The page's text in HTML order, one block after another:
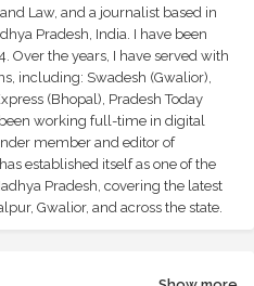
Law, and a journalist based in
Pradesh, India. I have been
Over the years, I have served with
including: Swadesh (Gwalior),
(Bhopal), Pradesh Today
working full-time in digital
member and editor of
established itself as one of the
Pradesh, covering the latest
Gwalior, and across the state.